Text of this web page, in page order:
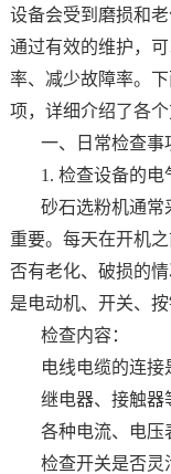
设备会受到磨损和
通过有效的维护，
率、减少故障率。
项，详细介绍了各个
一、日常检查事
1. 检查设备的电
砂石选粉机通常
重要。每天在开机
否有老化、破损的
是电动机、开关、
检查内容：
电线电缆的连接
继电器、接触器
各种电流、电压
检查开关是否灵